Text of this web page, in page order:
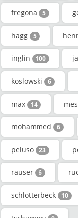
fregona 5
hagg 5
inglin 100
koslowski 6
max 14
mohammed 6
peluso 23
rauser 6
schlotterbeck 10